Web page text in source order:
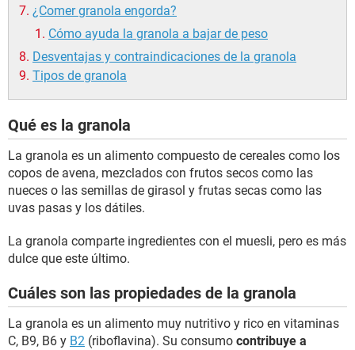
¿Comer granola engorda?
Cómo ayuda la granola a bajar de peso
Desventajas y contraindicaciones de la granola
Tipos de granola
Qué es la granola
La granola es un alimento compuesto de cereales como los
copos de avena, mezclados con frutos secos como las
nueces o las semillas de girasol y frutas secas como las
uvas pasas y los dátiles.
La granola comparte ingredientes con el muesli, pero es más
dulce que este último.
Cuáles son las propiedades de la granola
La granola es un alimento muy nutritivo y rico en vitaminas
C, B9, B6 y B2 (riboflavina). Su consumo contribuye a